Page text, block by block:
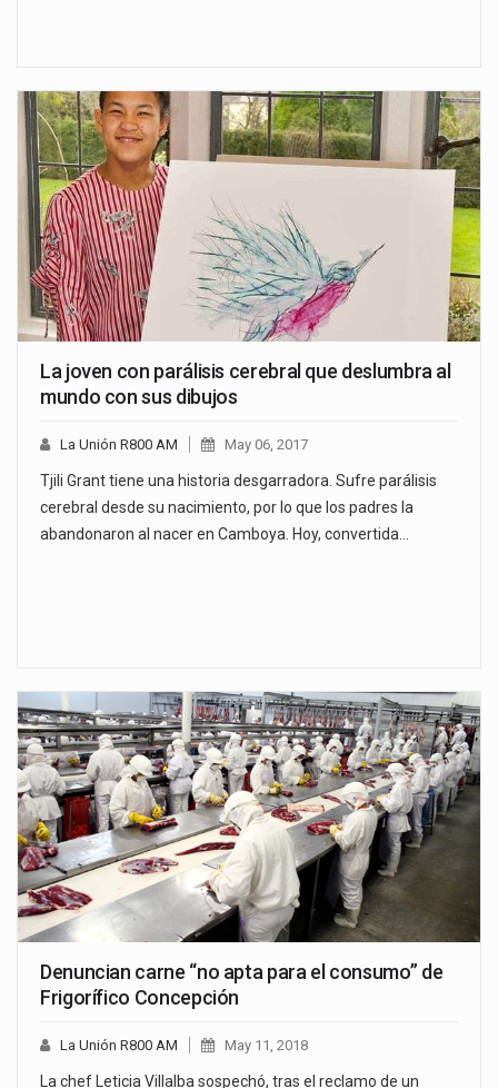
La joven con parálisis cerebral que deslumbra al
mundo con sus dibujos
La Unión R800 AM May 06, 2017
Tjili Grant tiene una historia desgarradora. Sufre parálisis
cerebral desde su nacimiento, por lo que los padres la
abandonaron al nacer en Camboya. Hoy, convertida…
Denuncian carne “no apta para el consumo” de
Frigorífico Concepción
La Unión R800 AM May 11, 2018
La chef Leticia Villalba sospechó, tras el reclamo de un